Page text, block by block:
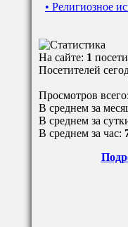
• Религиозное
На сайте: 1
Посетителей
Просмотров всего:
В среднем за
В среднем за
В среднем за час: